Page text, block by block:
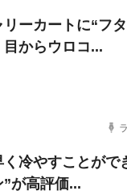
リーカートに“
目からウロコ...
く冷やすことが
が高評価...